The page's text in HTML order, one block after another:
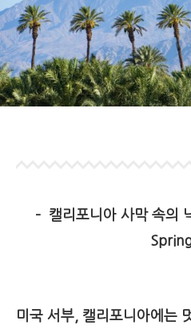
– 캘리포니아 사막 속의
미국 서부, 캘리포니아에는